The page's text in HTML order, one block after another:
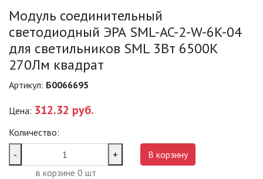
ПРОЖЕКТОРЫ
САДОВЫЕ ФАСАДНЫЕ
Модуль соединительный
светодиодный ЭРА SML-AC-2-W-6K-04
для светильников SML 3Вт 6500K
270Лм квадрат
Артикул: Б0066695
Цена: 312.32 руб.
Количество:
-
+
в корзине 0 шт
В корзину